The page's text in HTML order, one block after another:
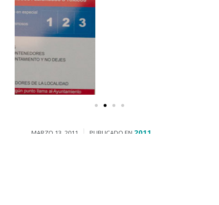
MARZO 13, 2011 PUBLICADO EN 2011